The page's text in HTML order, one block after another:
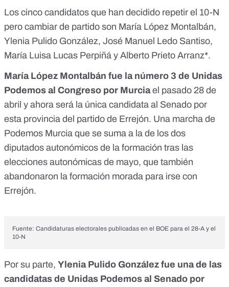
Los cinco candidatos que han decidido repetir el 10-N
pero cambiar de partido son María López Montalbán,
Ylenia Pulido González, José Manuel Ledo Santiso,
María Luisa Lucas Perpiñá y Alberto Prieto Arranz*.
María López Montalbán fue la número 3 de Unidas
Podemos al Congreso por Murciael pasado 28 de
abril y ahora será la única candidata al Senado por
esta provincia del partido de Errejón. Una marcha de
Podemos Murcia que se suma a la de los dos
diputados autonómicos de la formación tras las
elecciones autonómicas de mayo, que también
abandonaron la formación morada para irse con
Errejón.
Fuente: Candidaturas electorales publicadas en el BOE para el 28-A y el
10-N
Por su parte, Ylenia Pulido González fue una de las
candidatas de Unidas Podemos al Senado por